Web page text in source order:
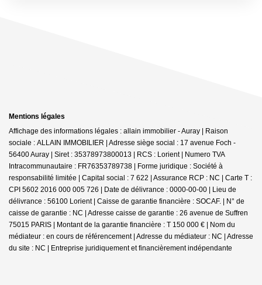
Mentions légales
Affichage des informations légales : allain immobilier - Auray | Raison
sociale : ALLAIN IMMOBILIER | Adresse siège social : 17 avenue Foch -
56400 Auray | Siret : 35378973800013 | RCS : Lorient | Numero TVA
Intracommunautaire : FR76353789738 | Forme juridique : Société à
responsabilité limitée | Capital social : 7 622 | Assurance RCP : NC | Carte T :
CPI 5602 2016 000 005 726 | Date de délivrance : 0000-00-00 | Lieu de
délivrance : 56100 Lorient | Caisse de garantie financière : SOCAF. | N° de
caisse de garantie : NC | Adresse caisse de garantie : 26 avenue de Suffren
75015 PARIS | Montant de la garantie financière : T 150 000 € | Nom du
médiateur : en cours de référencement | Adresse du médiateur : NC | Adresse
du site : NC | Entreprise juridiquement et financièrement indépendante